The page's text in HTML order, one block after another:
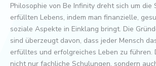
Philosophie von Be Infinity dreht sich um die
erfüllten Lebens, indem man finanzielle,
soziale Aspekte in Einklang bringt. Die
sind überzeugt davon, dass jeder Mensch
erfülltes und erfolgreiches Leben zu führen.
nicht nur fachliche Schulungen, sondern